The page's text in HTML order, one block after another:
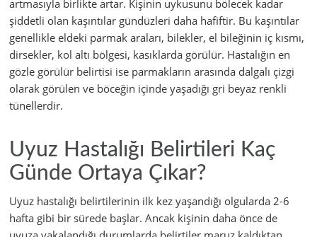
artmasıyla birlikte artar. Kişinin uykusunu bölecek kadar
şiddetli olan kaşıntılar gündüzleri daha hafiftir. Bu kaşıntılar
genellikle eldeki parmak araları, bilekler, el bileğinin iç kısmı,
dirsekler, kol altı bölgesi, kasıklarda görülür. Hastalığın en
gözle görülür belirtisi ise parmakların arasında dalgalı çizgi
olarak görülen ve böceğin içinde yaşadığı gri beyaz renkli
tünellerdir.
Uyuz Hastalığı Belirtileri Kaç
Günde Ortaya Çıkar?
Uyuz hastalığı belirtilerinin ilk kez yaşandığı olgularda 2-6
hafta gibi bir sürede başlar. Ancak kişinin daha önce de